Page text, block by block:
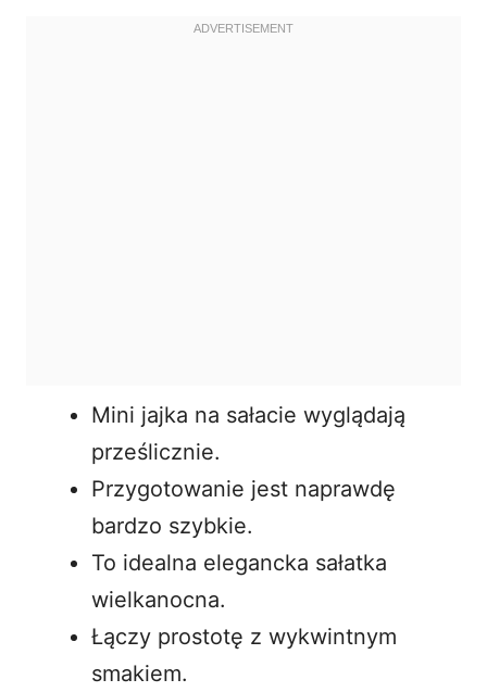
Mini jajka na sałacie wyglądają
prześlicznie.
Przygotowanie jest naprawdę
bardzo szybkie.
To idealna elegancka sałatka
wielkanocna.
Łączy prostotę z wykwintnym
smakiem.